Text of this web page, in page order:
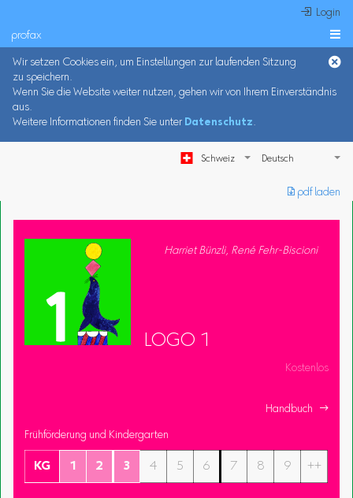
 Login
profax 
Wir setzen Cookies ein, um Einstellungen zur laufenden Sitzung
zu speichern.
Wenn Sie die Website weiter nutzen, gehen wir von Ihrem Einverständnis
aus.
Weitere Informationen finden Sie unter Datenschutz.
Schweiz
︎ pdf laden
Harriet Bünzli, René Fehr-Biscioni
LOGO 1
Kostenlos
Handbuch 
Frühförderung und Kindergarten
KG 1 2 3 4 5 6 7 8 9 ++